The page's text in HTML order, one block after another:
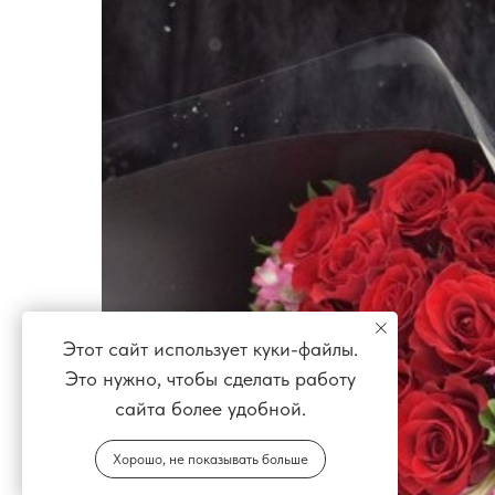
Этот сайт использует куки-файлы.
Это нужно, чтобы сделать работу
сайта более удобной.
Хорошо, не показывать больше